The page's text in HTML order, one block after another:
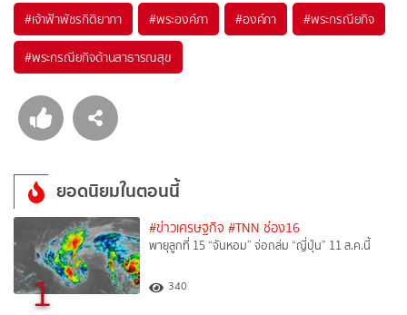
#เจ้าฟ้าพัชรกิติยาภา #พระองค์ภา #องค์ภา #พระกรณียกิจ
#พระกรณียกิจด้านสาธารณสุข
ยอดนิยมในตอนนี้
1
#ข่าวเศรษฐกิจ #TNN ช่อง16
พายุลูกที่ 15 “จันหอม” จ่อถล่ม “ญี่ปุ่น” 11 ส.ค.นี้
340